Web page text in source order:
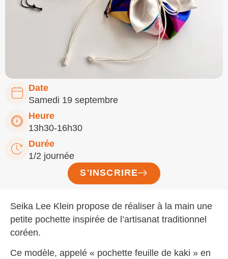
Date
Samedi 19 septembre
Heure
13h30-16h30
Durée
1/2 journée
S'INSCRIRE
Seika Lee Klein propose de réaliser à la main une
petite pochette inspirée de l’artisanat traditionnel
coréen.
Ce modèle, appelé « pochette feuille de kaki » en